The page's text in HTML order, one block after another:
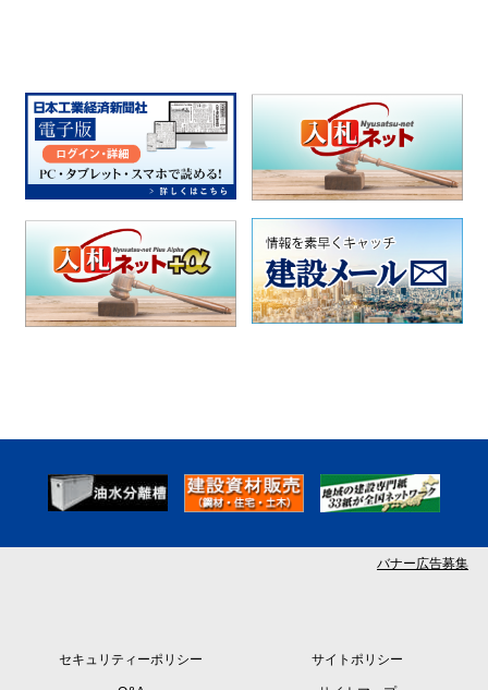
バナー広告募集
セキュリティーポリシー サイトポリシー